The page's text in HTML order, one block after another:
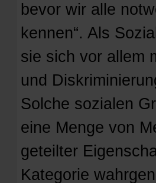
bevor wir alle
kennen“. Als
sie sich vor allem
und
Solche sozialen
eine Menge von
geteilter
Kategorie